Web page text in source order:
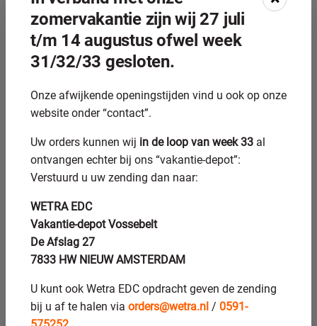
Duurzamere oppervlaktebehandeling tegen corrosie
Verbeterde compatibiliteit met verschillende
slijpstenen
Voor welke toepassingen is
Horl 2 versus Horl 3 het
meest geschikt?
Horl 2 isgeschikt voor hobbymatig gebruik
thuiskoks die hun keukenmessen scherp willen houden. De
beperktere hoekopties zijn voor de meeste huishoudelijke
toepassingen toereikend.
messenverzamelaars en intensieve gebruikers. De extra
17°-hoek maakt het systeem geschikt voor Japanse
zomervakantie zijn wij 27 juli
t/m 14 augustus ofwel week
31/32/33 gesloten.
Onze afwijkende openingstijden vind u ook op onze
website onder “contact”.
Uw orders kunnen wij in de loop van week 33 al
ontvangen echter bij ons “vakantie-depot”:
Verstuurd u uw zending dan naar:
WETRA EDC
Vakantie-depot Vossebelt
De Afslag 27
7833 HW NIEUW AMSTERDAM
U kunt ook Wetra EDC opdracht geven de zending
bij u af te halen via orders@wetra.nl / 0591-